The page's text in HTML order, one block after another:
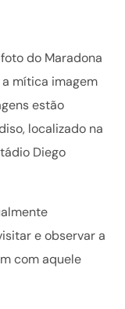
do Maradona
mítica imagem
estão
localizado na
Diego
e observar a
com aquele